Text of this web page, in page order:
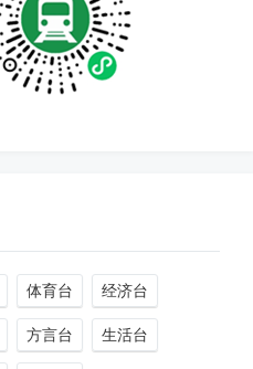
体育台 经济台
方言台 生活台